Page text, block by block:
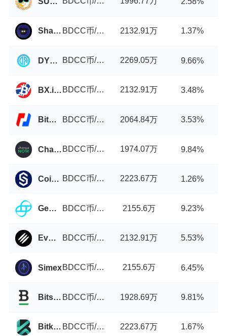
ShadowSwap BDCC币/USDT 2132.91万 1.37%
DYORSwap BDCC币/USDT 2269.05万 9.66%
BX.in.th BDCC币/USDT 2132.91万 3.48%
BitMEX BDCC币/USDT 2064.84万 3.53%
ChangeNOW BDCC币/USDT 1974.07万 9.84%
Coinstore BDCC币/USDT 2223.67万 1.26%
Gemini BDCC币/USDT 2155.6万 9.23%
EvmoSwap BDCC币/USDT 2132.91万 5.53%
Simex BDCC币/USDT 2155.6万 6.45%
Bitstamp BDCC币/USDT 1928.69万 9.81%
Bitkop BDCC币/USDT 2223.67万 1.67%